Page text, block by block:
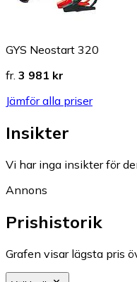
GYS Neostart 320
fr. 3 981 kr
Jämför alla priser
Insikter
Vi har inga insikter för
Annons
Prishistorik
Grafen visar lägsta pris